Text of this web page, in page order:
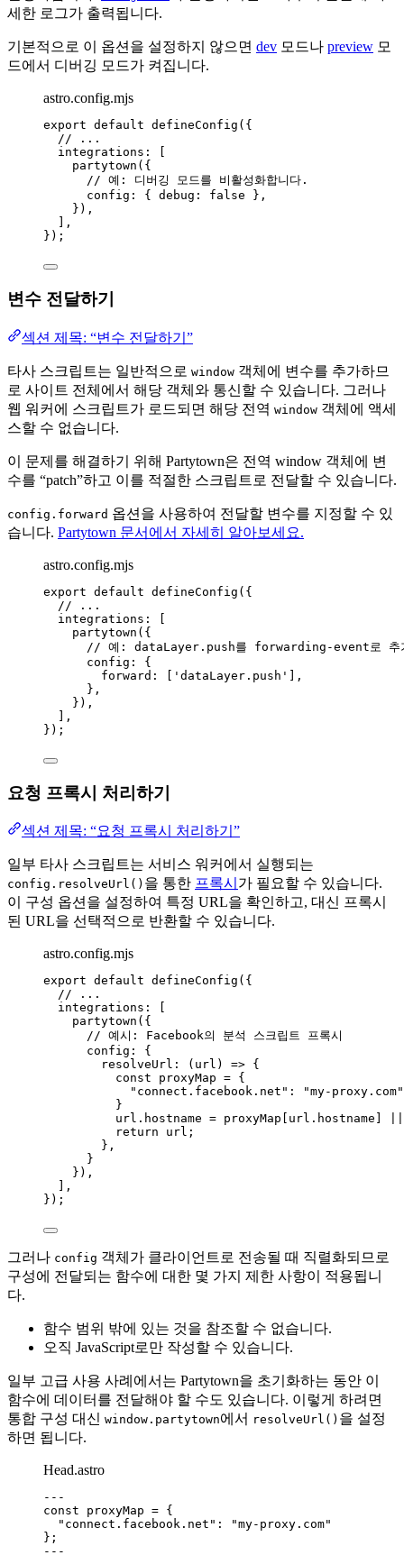
세한 로그가 출력됩니다.
기본적으로 이 옵션을 설정하지 않으면 dev 모드나 preview 모
드에서 디버깅 모드가 켜집니다.
astro.config.mjs
export default defineConfig ({
// ...
integrations: [
partytown ({
// 예: 디버깅 모드를 비활성화합니다.
config: { debug: false },
}),
],
});
변수 전달하기
섹션 제목: “변수 전달하기”
타사 스크립트는 일반적으로 window 객체에 변수를 추가하므
로 사이트 전체에서 해당 객체와 통신할 수 있습니다. 그러나
웹 워커에 스크립트가 로드되면 해당 전역 window 객체에 액세
스할 수 없습니다.
이 문제를 해결하기 위해 Partytown은 전역 window 객체에 변
수를 “patch”하고 이를 적절한 스크립트로 전달할 수 있습니다.
config.forward 옵션을 사용하여 전달할 변수를 지정할 수 있
습니다. Partytown 문서에서 자세히 알아보세요.
astro.config.mjs
export default defineConfig ({
// ...
integrations: [
partytown ({
// 예: dataLayer.push를 forwarding-event로 추
config: {
forward: [
' dataLayer.push '
],
},
}),
],
});
요청 프록시 처리하기
섹션 제목: “요청 프록시 처리하기”
일부 타사 스크립트는 서비스 워커에서 실행되는
config.resolveUrl() 을 통한 프록시 가 필요할 수 있습니다.
이 구성 옵션을 설정하여 특정 URL을 확인하고, 대신 프록시
된 URL을 선택적으로 반환할 수 있습니다.
astro.config.mjs
export default defineConfig ({
// ...
integrations: [
partytown ({
// 예시: Facebook의 분석 스크립트 프록시
config: {
resolveUrl : ( url ) => {
const proxyMap = {
" connect.facebook.net " : "my-proxy.com"
}
url . hostname = proxyMap url . hostname
return
url ;
},
}
}),
],
});
그러나 config 객체가 클라이언트로 전송될 때 직렬화되므로
구성에 전달되는 함수에 대한 몇 가지 제한 사항이 적용됩니
다.
함수 범위 밖에 있는 것을 참조할 수 없습니다.
오직 JavaScript로만 작성할 수 있습니다.
일부 고급 사용 사례에서는 Partytown을 초기화하는 동안 이
함수에 데이터를 전달해야 할 수도 있습니다. 이렇게 하려면
통합 구성 대신 window.partytown에서 resolveUrl() 을 설정
하면 됩니다.
Head.astro
---
const proxyMap = {
" connect.facebook.net " : "my-proxy.com"
} ;
---